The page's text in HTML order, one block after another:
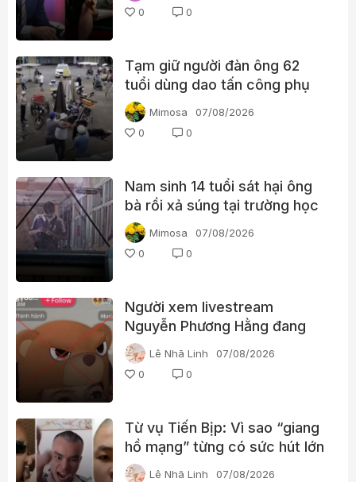
0 0
Tạm giữ người đàn ông 62
tuổi dùng dao tấn công phụ
nữ giữa chợ
Mimosa
07/08/2026
0
0
Nam sinh 14 tuổi sát hại ông
bà rồi xả súng tại trường học
Thái Lan
Mimosa
07/08/2026
0
0
Người xem livestream
Nguyễn Phương Hằng đang
tìm kiếm điều gì?
Lê Nhã Linh
07/08/2026
0
0
Từ vụ Tiến Bịp: Vì sao “giang
hồ mạng” từng có sức hút lớn
với người xem?
Lê Nhã Linh
07/08/2026